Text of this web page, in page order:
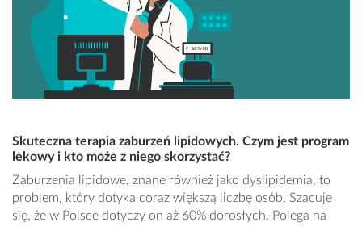
Skuteczna terapia zaburzeń lipidowych. Czym jest program
lekowy i kto może z niego skorzystać?
Zaburzenia lipidowe, znane również jako dyslipidemia, to
problem, który dotyka coraz większą liczbę osób. Szacuje
się, że w Polsce dotyczy on aż 60% dorosłych. Polega na